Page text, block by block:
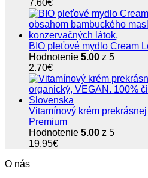
7.60€
BIO pleťové mydlo Cream
Hodnotenie 5.00 z 5
2.70€
Vitamínový krém
Premium
Hodnotenie 5.00 z 5
19.95€
O nás